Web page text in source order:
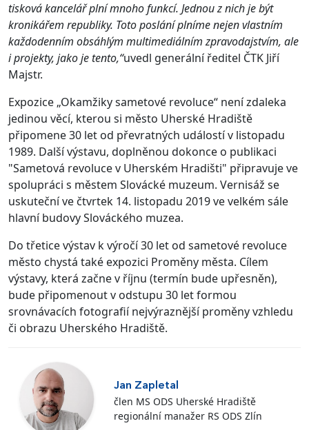
tisková kancelář plní mnoho funkcí. Jednou z nich je být
kronikářem republiky. Toto poslání plníme nejen vlastním
každodenním obsáhlým multimediálním zpravodajstvím, ale
i projekty, jako je tento,“uvedl generální ředitel ČTK Jiří
Majstr.
Expozice „Okamžiky sametové revoluce“ není zdaleka
jedinou věcí, kterou si město Uherské Hradiště
připomene 30 let od převratných událostí v listopadu
1989. Další výstavu, doplněnou dokonce o publikaci
"Sametová revoluce v Uherském Hradišti" připravuje ve
spolupráci s městem Slovácké muzeum. Vernisáž se
uskuteční ve čtvrtek 14. listopadu 2019 ve velkém sále
hlavní budovy Slováckého muzea.
Do třetice výstav k výročí 30 let od sametové revoluce
město chystá také expozici Proměny města. Cílem
výstavy, která začne v říjnu (termín bude upřesněn),
bude připomenout v odstupu 30 let formou
srovnávacích fotografií nejvýraznější proměny vzhledu
či obrazu Uherského Hradiště.
Jan Zapletal
člen MS ODS Uherské Hradiště
regionální manažer RS ODS Zlín